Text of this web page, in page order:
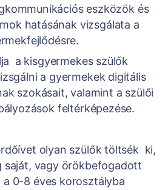
eszközök és
hatásának vizsgálata a
a kisgyermekes szülők
a gyermekek digitális
szokásait, valamint a szülői
feltérképezése.
olyan szülők töltsék ki,
saját, vagy örökbefogadott
0-8 éves korosztályba